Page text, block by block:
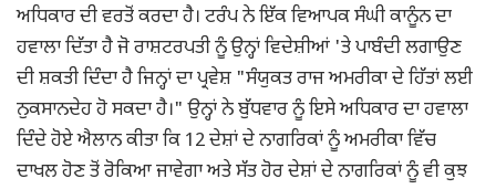
ਅਧਿਕਾਰ ਦੀ ਵਰਤੋਂ ਕਰਦਾ ਹੈ। ਟਰੰਪ ਨੇ ਇੱਕ ਵਿਆਪਕ ਸੰਘੀ ਕਾਨੂੰਨ ਦਾ
ਹਵਾਲਾ ਦਿੱਤਾ ਹੈ ਜੋ ਰਾਸ਼ਟਰਪਤੀ ਨੂੰ ਉਨ੍ਹਾਂ ਵਿਦੇਸ਼ੀਆਂ 'ਤੇ ਪਾਬੰਦੀ ਲਗਾਉਣ
ਦੀ ਸ਼ਕਤੀ ਦਿੰਦਾ ਹੈ ਜਿਨ੍ਹਾਂ ਦਾ ਪ੍ਰਵੇਸ਼ "ਸੰਯੁਕਤ ਰਾਜ ਅਮਰੀਕਾ ਦੇ ਹਿੱਤਾਂ ਲਈ
ਨੁਕਸਾਨਦੇਹ ਹੋ ਸਕਦਾ ਹੈ।" ਉਨ੍ਹਾਂ ਨੇ ਬੁੱਧਵਾਰ ਨੂੰ ਇਸੇ ਅਧਿਕਾਰ ਦਾ ਹਵਾਲਾ
ਦਿੰਦੇ ਹੋਏ ਐਲਾਨ ਕੀਤਾ ਕਿ 12 ਦੇਸ਼ਾਂ ਦੇ ਨਾਗਰਿਕਾਂ ਨੂੰ ਅਮਰੀਕਾ ਵਿੱਚ
ਦਾਖਲ ਹੋਣ ਤੋਂ ਰੋਕਿਆ ਜਾਵੇਗਾ ਅਤੇ ਸੱਤ ਹੋਰ ਦੇਸ਼ਾਂ ਦੇ ਨਾਗਰਿਕਾਂ ਨੂੰ ਵੀ ਕੁਝ